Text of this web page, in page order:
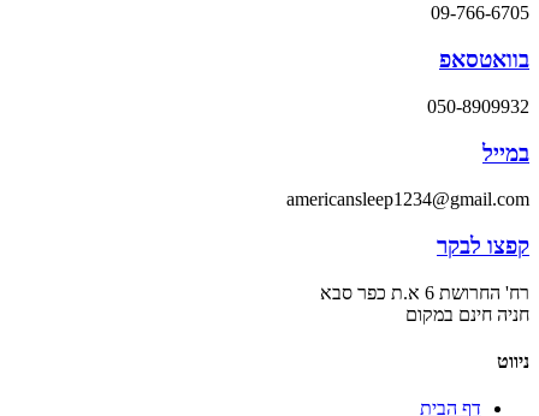
09-766-6705
בוואטסאפ
050-8909932
במייל
americansleep1234@gmail.com
קפצו לבקר
רח' החרושת 6 א.ת כפר סבא
חניה חינם במקום
ניווט
דף הבית